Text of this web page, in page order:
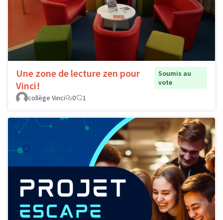
Une zone de lecture zen pour
Vinci!
Soumis au
vote
collège Vinci
0 1